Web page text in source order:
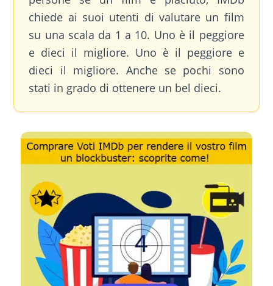
chiede ai suoi utenti di valutare un film
su una scala da 1 a 10. Uno è il peggiore
e dieci il migliore. Uno è il peggiore e
dieci il migliore. Anche se pochi sono
stati in grado di ottenere un bel dieci.